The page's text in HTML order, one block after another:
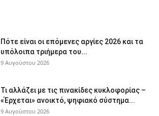
Πότε είναι οι επόμενες αργίες 2026 και τα
υπόλοιπα τριήμερα του...
9 Αυγούστου 2026
Τι αλλάζει με τις πινακίδες κυκλοφορίας –
«Έρχεται» ανοικτό, ψηφιακό σύστημα...
9 Αυγούστου 2026